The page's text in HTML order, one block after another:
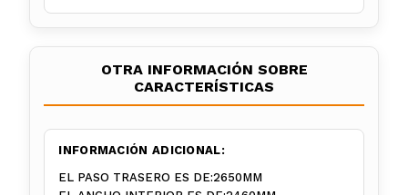
OTRA INFORMACIÓN SOBRE
CARACTERÍSTICAS
INFORMACIÓN ADICIONAL:
EL PASO TRASERO ES DE:2650MM